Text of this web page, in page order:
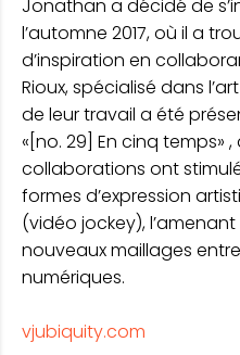
Jonathan a décidé de
l’automne 2017, où il a
d’inspiration en
Rioux, spécialisé dans
de leur travail a été
«[no. 29] En cinq temps» ,
collaborations ont
formes d’expression
(vidéo jockey),
nouveaux maillages
numériques.
vjubiquity.com